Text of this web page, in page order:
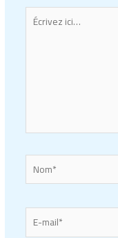
Écrivez
ici…
Nom*
E-
mail*